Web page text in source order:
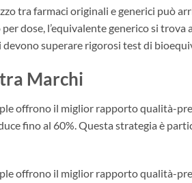
tra farmaci originali e generici può
dose, l’equivalente generico si trova
devono superare rigorosi test di
Marchi
offrono il miglior rapporto qualità-
fino al 60%. Questa strategia è
offrono il miglior rapporto qualità-